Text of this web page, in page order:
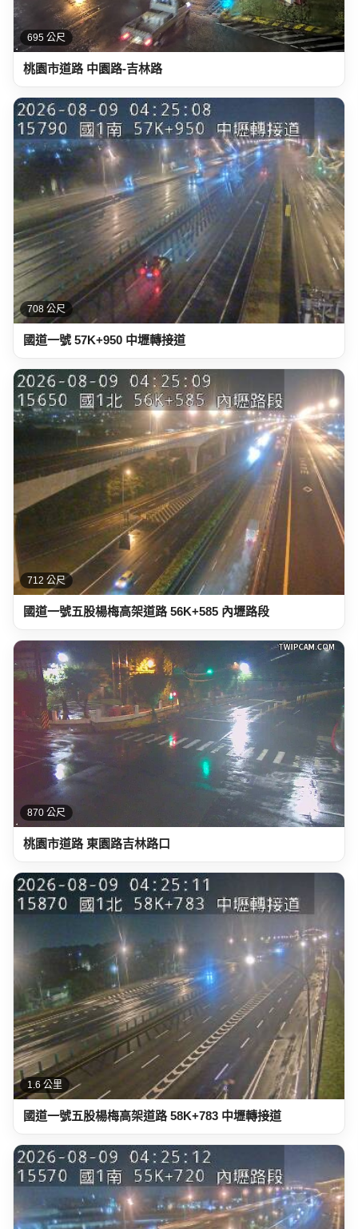
695 公尺
桃園市道路 中園路-吉林路
708 公尺
國道一號 57K+950 中壢轉接道
712 公尺
國道一號五股楊梅高架道路 56K+585 內壢路段
870 公尺
桃園市道路 東園路吉林路口
1.6 公里
國道一號五股楊梅高架道路 58K+783 中壢轉接道